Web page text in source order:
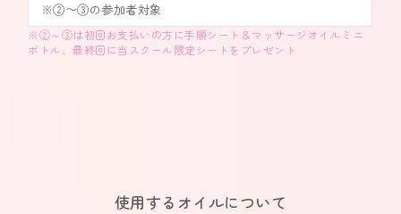
※②〜③の参加者対象
※②～③は初回お支払いの方に手順シート＆マッサージオイルミニ
ボトル、最終回に当スクール限定シートをプレゼント
使用するオイルについて